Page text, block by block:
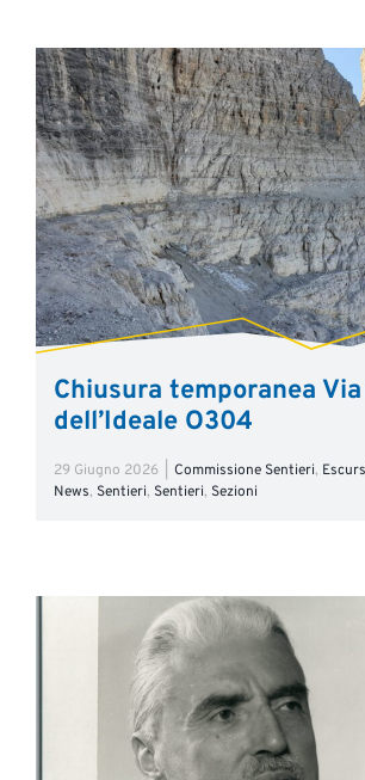
Chiusura temporanea
dell’Ideale O304
29 Giugno 2026 Commissione Sentieri,
News, Sentieri, Sentieri, Sezioni